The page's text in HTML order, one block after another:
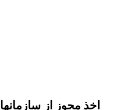
اخذ مجوز از